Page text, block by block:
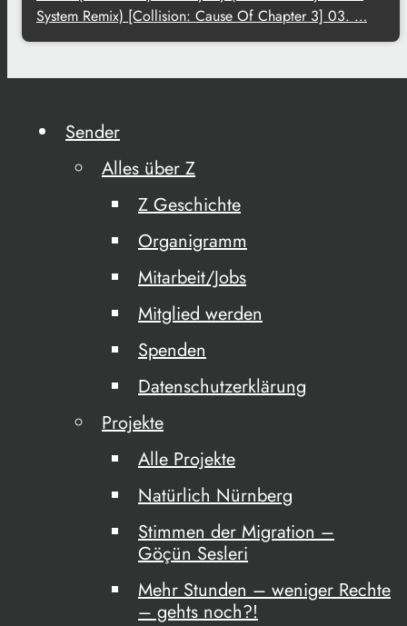
System Remix) [Collision: Cause Of Chapter 3] 03. …
Sender
Alles über Z
Z Geschichte
Organigramm
Mitarbeit/Jobs
Mitglied werden
Spenden
Datenschutzerklärung
Projekte
Alle Projekte
Natürlich Nürnberg
Stimmen der Migration –
Göçün Sesleri
Mehr Stunden – weniger Rechte
– gehts noch?!